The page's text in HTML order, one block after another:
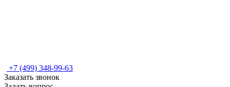
+7 (499) 348-99-63
Заказать звонок